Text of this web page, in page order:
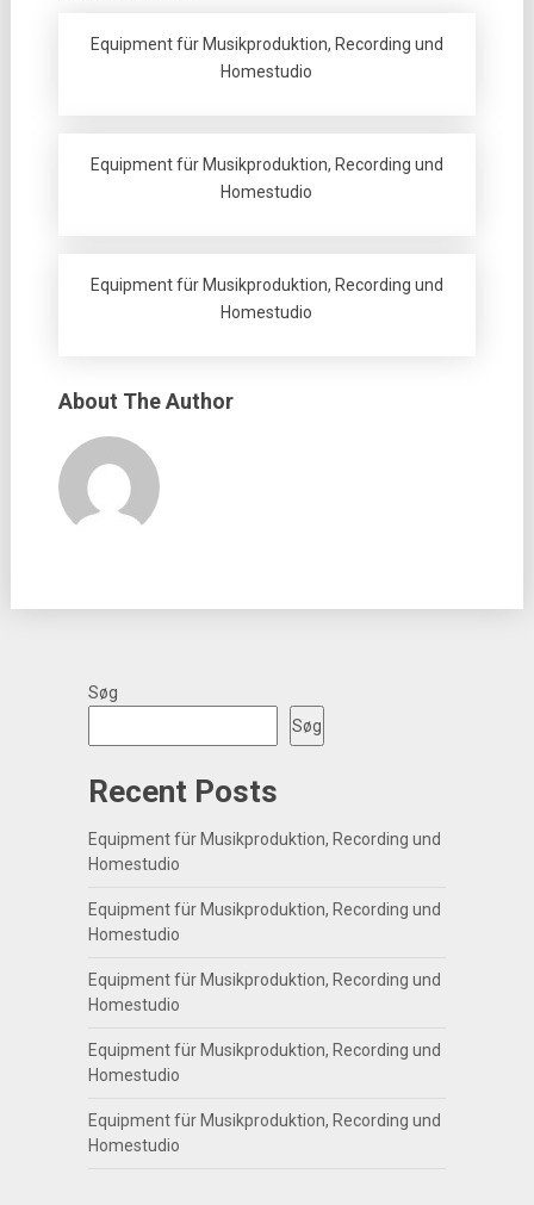
Equipment für Musikproduktion, Recording und
Homestudio
Equipment für Musikproduktion, Recording und
Homestudio
Equipment für Musikproduktion, Recording und
Homestudio
About The Author
Søg
Søg
Recent Posts
Equipment für Musikproduktion, Recording und
Homestudio
Equipment für Musikproduktion, Recording und
Homestudio
Equipment für Musikproduktion, Recording und
Homestudio
Equipment für Musikproduktion, Recording und
Homestudio
Equipment für Musikproduktion, Recording und
Homestudio